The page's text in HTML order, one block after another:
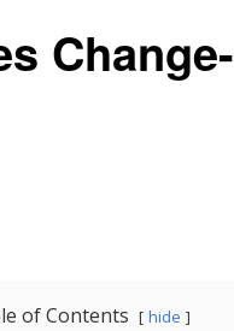
Change-
of Contents hide